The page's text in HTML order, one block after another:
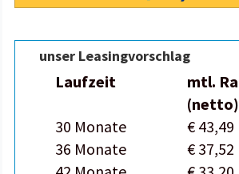
unser Leasingvorschlag
Laufzeit
mtl.
(netto)
30 Monate
€ 43,49
36 Monate
€ 37,52